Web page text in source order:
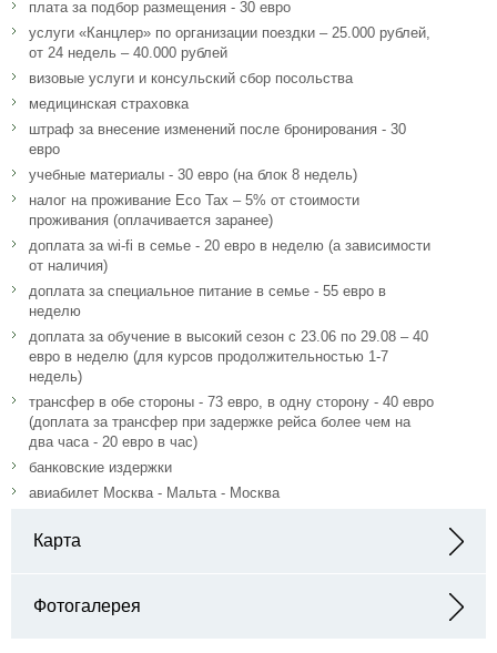
плата за подбор размещения - 30 евро
услуги «Канцлер» по организации поездки – 25.000 рублей,
от 24 недель – 40.000 рублей
визовые услуги и консульский сбор посольства
медицинская страховка
штраф за внесение изменений после бронирования - 30
евро
учебные материалы - 30 евро (на блок 8 недель)
налог на проживание Eco Tax – 5% от стоимости
проживания (оплачивается заранее)
доплата за wi-fi в семье - 20 евро в неделю (а зависимости
от наличия)
доплата за специальное питание в семье - 55 евро в
неделю
доплата за обучение в высокий сезон с 23.06 по 29.08 – 40
евро в неделю (для курсов продолжительностью 1-7
недель)
трансфер в обе стороны - 73 евро, в одну сторону - 40 евро
(доплата за трансфер при задержке рейса более чем на
два часа - 20 евро в час)
банковские издержки
авиабилет Москва - Мальта - Москва
Карта
Фотогалерея